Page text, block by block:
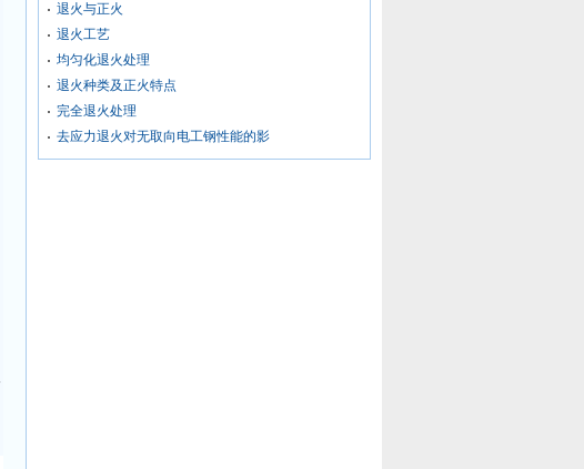
退火与正火
退火工艺
均匀化退火处理
退火种类及正火特点
完全退火处理
去应力退火对无取向电工钢性能的影